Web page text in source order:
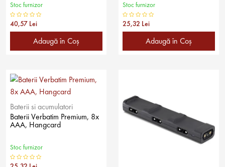
Stoc furnizor
40,57 Lei
Adaugă în Coş
Stoc furnizor
25,32 Lei
Adaugă în Coş
Baterii si acumulatori
Baterii Verbatim Premium, 8x
AAA, Hangcard
Stoc furnizor